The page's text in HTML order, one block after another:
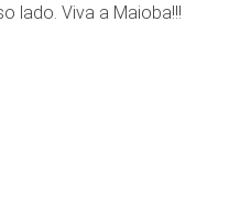
lado. Viva a Maioba!!!